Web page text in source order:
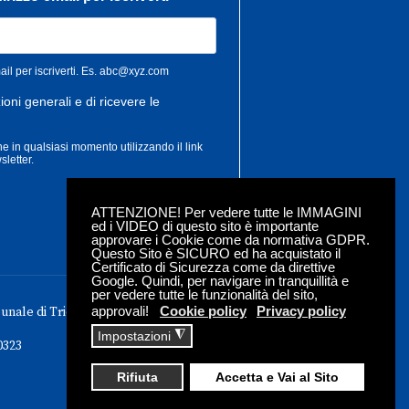
ATTENZIONE! Per vedere tutte le IMMAGINI
ed i VIDEO di questo sito è importante
approvare i Cookie come da normativa GDPR.
Questo Sito è SICURO ed ha acquistato il
Certificato di Sicurezza come da direttive
Google. Quindi, per navigare in tranquillità e
per vedere tutte le funzionalità del sito,
approvali!
Cookie policy Privacy policy
Impostazioni ◮
Rifiuta Accetta e Vai al Sito
di Trieste - Iscrizione roc n. 18304